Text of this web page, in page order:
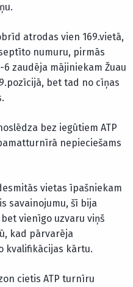
atrodas vien 169.vietā,
numuru, pirmās
zaudēja mājiniekam Žuau
bet tad no cīņas
bez iegūtiem ATP
nepieciešams
vietas īpašniekam
savainojumu, šī bija
vienīgo uzvaru viņš
kad pārvarēja
kvalifikācijas kārtu.
cietis ATP turnīru